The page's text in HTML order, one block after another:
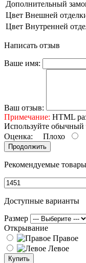
Дополнительный
Цвет Внешней
Цвет Внутренней
Написать отзыв
Ваше имя:
Ваш отзыв:
Примечание: HTML
Используйте обычный
Оценка: Плохо
Продолжить
Рекомендуемые товары
Доступные варианты
Размер
Открывание
Правое
Левое
Купить